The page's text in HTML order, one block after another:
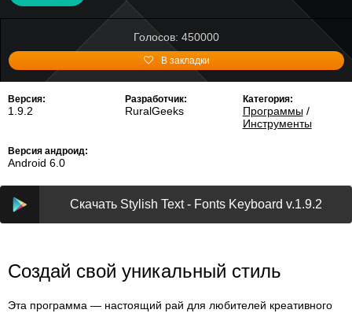
Голосов: 450000
В закладки
Версия:
1.9.2
Разработчик:
RuralGeeks
Категория:
Программы/
Инструменты
Версия андроид:
Android 6.0
Скачать Stylish Text - Fonts Keyboard v.1.9.2
Создай свой уникальный стиль
Эта программа — настоящий рай для любителей креативного